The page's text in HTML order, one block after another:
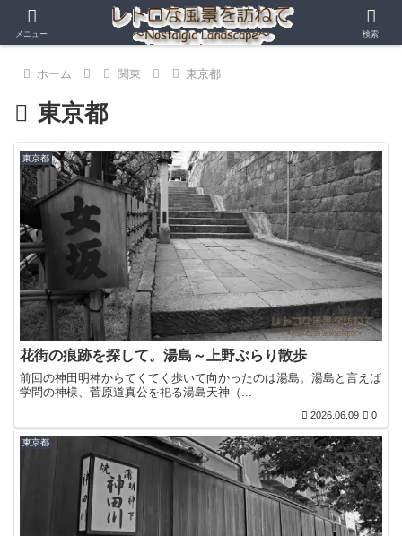
ホーム 関東 東京都
東京都
東京都
花街の痕跡を探して。湯島～上野ぶらり散歩
前回の神田明神からてくてく歩いて向かったのは湯島。湯島と言えば
学問の神様、菅原道真公を祀る湯島天神（...
2026.06.09 0
東京都
メニュー 検索